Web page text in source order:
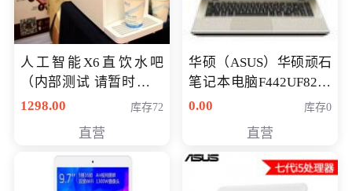
人工智能X6直饮水吧
（内部测试 请暂时不要
购买）
1298.00 库存72
直营
华硕（ASUS）华硕顽石
笔记本电脑F442UF8250
八代独显轻薄办公商务
0.00 库存0
直营